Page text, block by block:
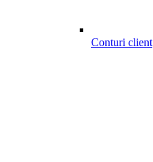
Conturi client